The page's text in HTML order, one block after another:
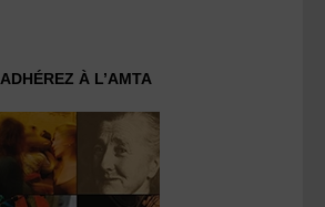
ADHÉREZ À L’AMTA